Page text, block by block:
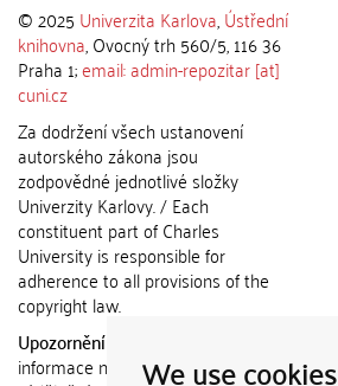
We use cookies
© 2025 Univerzita Karlova,Ústřední
knihovna, Ovocný trh 560/5, 116 36
Praha 1;email: admin-repozitar [at]
cuni.cz
Za dodržení všech ustanovení
autorského zákona jsou
zodpovědné jednotlivé složky
Univerzity Karlovy. / Each
constituent part of Charles
University is responsible for
adherence to all provisions of the
copyright law.
Upozornění / Notice:
informace nemohou být použity k